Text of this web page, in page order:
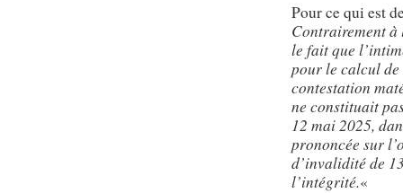
Pour ce qui est
Contrairement
le fait que
pour le calcul
contestation
ne constituait
12 mai 2025,
prononcée sur
d’invalidité de
l’intégrité.«